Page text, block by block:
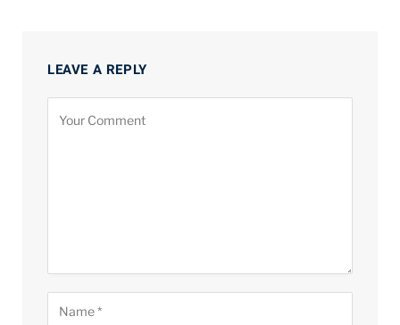
LEAVE A REPLY